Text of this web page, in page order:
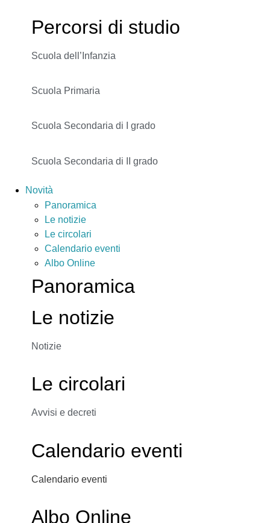
Percorsi di studio
Scuola dell’Infanzia
Scuola Primaria
Scuola Secondaria di I grado
Scuola Secondaria di II grado
Novità
Panoramica
Le notizie
Le circolari
Calendario eventi
Albo Online
Panoramica
Le notizie
Notizie
Le circolari
Avvisi e decreti
Calendario eventi
Calendario eventi
Albo Online